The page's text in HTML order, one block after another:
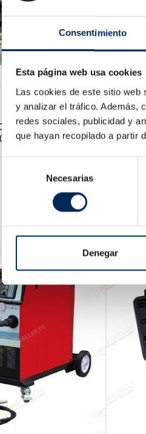
Consentimiento
Esta página web usa cookies
Las cookies de este sitio web
y analizar el tráfico. Además,
redes sociales, publicidad y
que hayan recopilado a partir
consentimiento
Necesarias
Denegar
800 Motores
10/39-